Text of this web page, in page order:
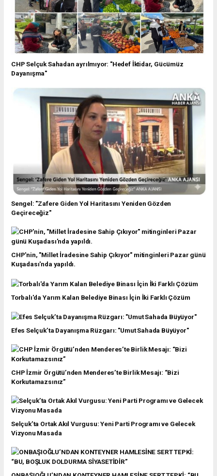
CHP Selçuk Sahadan ayrılmıyor: "Hedef İktidar, Gücümüz
Dayanışma"
Sengel: "Zafere Giden Yol Haritasını Yeniden Gözden
Geçireceğiz"
CHP'nin, "Millet İradesine Sahip Çıkıyor" mitinginleri Pazar günü
Kuşadası'nda yapıldı.
Torbalı'da Yarım Kalan Belediye Binası İçin İki Farklı Çözüm
Efes Selçuk’ta Dayanışma Rüzgarı: "Umut Sahada Büyüyor"
CHP İzmir Örgütü’nden Menderes’te Birlik Mesajı: “Bizi
Korkutamazsınız”
Selçuk’ta Ortak Akıl Vurgusu: Yeni Parti Programı ve Gelecek
Vizyonu Masada